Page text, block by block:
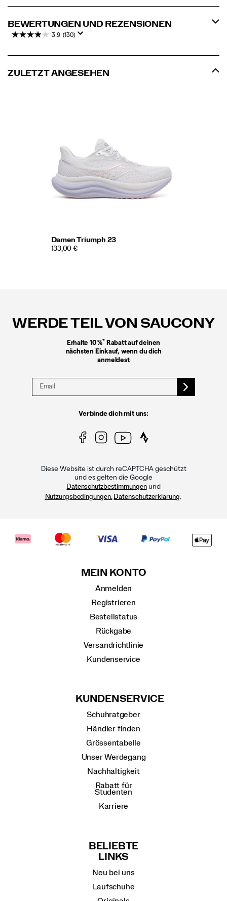
BEWERTUNGEN UND REZENSIONEN
3.9 (130)
ZULETZT ANGESEHEN
Damen Triumph 23
133,00 €
WERDE TEIL VON SAUCONY
Erhalte 10 %* Rabatt auf deinen
nächsten Einkauf, wenn du dich
anmeldest
Verbinde dich mit uns:
Diese Website ist durch reCAPTCHA geschützt
und es gelten die Google
Datenschutzbestimmungenund
Nutzungsbedingungen. Datenschutzerklärung.
MEIN KONTO
Anmelden
Registrieren
Bestellstatus
Rückgabe
Versandrichtlinie
Kundenservice
KUNDENSERVICE
Schuhratgeber
Händler finden
Grössentabelle
Unser Werdegang
Nachhaltigkeit
Rabatt für
Studenten
Karriere
BELIEBTE
LINKS
Neu bei uns
Laufschuhe